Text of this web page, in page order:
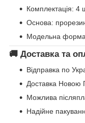
Комплектація: 4
Основа:
Модельна
🚚 Доставка та
Відправка по
Доставка Новою
Можлива
Надійне